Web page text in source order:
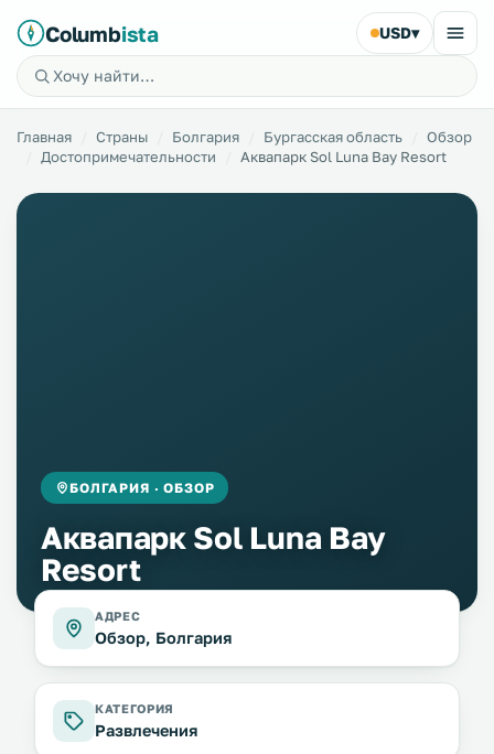
Columbista USD▾
Главная Страны Болгария Бургасская область
Обзор
Достопримечательности
Аквапарк Sol Luna Bay Resort
БОЛГАРИЯ · ОБЗОР
Аквапарк Sol Luna Bay
Resort
АДРЕС
Обзор, Болгария
КАТЕГОРИЯ
Развлечения